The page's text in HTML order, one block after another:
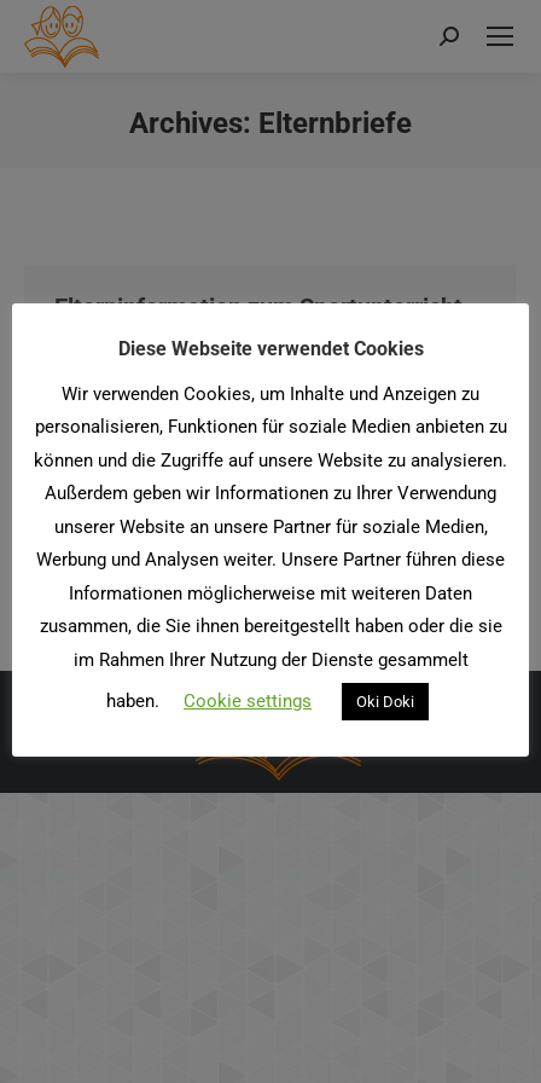
Search:
Archives: Elternbriefe
Elterninformation zum Sportunterricht
in der Grundschule
Vontwister 17. November 2023
FamilienApp der Stadt Trier
Vontwister 15. März 2021 Kommentar hinterlassen
Diese Webseite verwendet Cookies
Wir verwenden Cookies, um Inhalte und Anzeigen zu
personalisieren, Funktionen für soziale Medien anbieten zu
können und die Zugriffe auf unsere Website zu analysieren.
Außerdem geben wir Informationen zu Ihrer Verwendung
unserer Website an unsere Partner für soziale Medien,
Werbung und Analysen weiter. Unsere Partner führen diese
Informationen möglicherweise mit weiteren Daten
zusammen, die Sie ihnen bereitgestellt haben oder die sie
im Rahmen Ihrer Nutzung der Dienste gesammelt
haben.
Cookie settings Oki Doki